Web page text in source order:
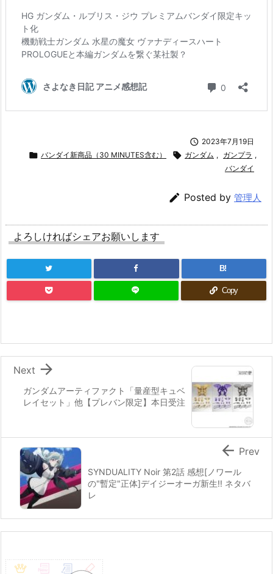
 2023年7月19日
 バンダイ新商品（30 MINUTES含む）  ガンダム , ガンプラ ,
バンダイ
 Posted by 管理人
よろしければシェアお願いします
B!
Copy
ガンダムアーティファクト「量産型キュベ
レイセット」他【プレバン限定】本日受注

Next
SYNDUALITY Noir 第2話 感想[ノワール
の"暫定"正体]デイジーオーガ新生!! ネタバ
レ
 Prev